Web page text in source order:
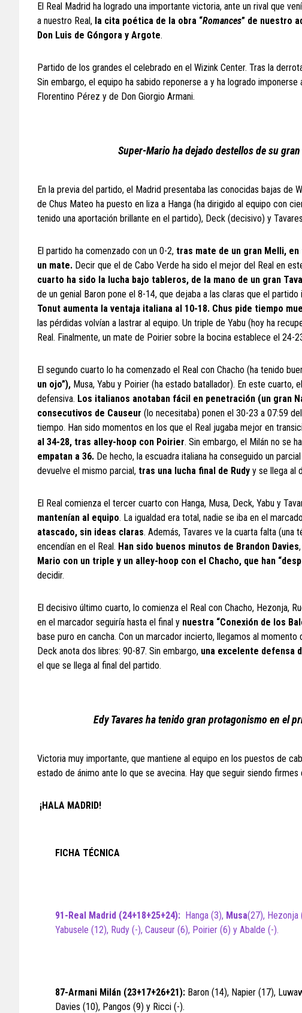
El Real Madrid ha logrado una importante victoria, ante un rival que
a nuestro Real, la cita poética de la obra “Romances” de nuestro
Don Luis de Góngora y Argote.
Partido de los grandes el celebrado en el Wizink Center. Tras la
Sin embargo, el equipo ha sabido reponerse a y ha logrado
Florentino Pérez y de Don Giorgio Armani.
Super-Mario ha dejado destellos de su
En la previa del partido, el Madrid presentaba las conocidas bajas de
de Chus Mateo ha puesto en liza a Hanga (ha dirigido al equipo con
tenido una aportación brillante en el partido), Deck (decisivo) y
El partido ha comenzado con un 0-2, tras mate de un gran Melli,
un mate. Decir que el de Cabo Verde ha sido el mejor del Real en
cuarto ha sido la lucha bajo tableros, de la mano de un gran
de un genial Baron pone el 8-14, que dejaba a las claras que el partido
Tonut aumenta la ventaja italiana al 10-18. Chus pide tiempo
las pérdidas volvían a lastrar al equipo. Un triple de Yabu (hoy ha
Real. Finalmente, un mate de Poirier sobre la bocina establece el 24-
El segundo cuarto lo ha comenzado el Real con Chacho (ha tenido
un ojo”), Musa, Yabu y Poirier (ha estado batallador). En este
defensiva. Los italianos anotaban fácil en penetración (un gran
consecutivos de Causeur (lo necesitaba) ponen el 30-23 a 07:59
tiempo. Han sido momentos en los que el Real jugaba mejor en
al 34-28, tras alley-hoop con Poirier. Sin embargo, el Milán no se
empatan a 36. De hecho, la escuadra italiana ha conseguido un
devuelve el mismo parcial, tras una lucha final de Rudy y se llega al
El Real comienza el tercer cuarto con Hanga, Musa, Deck, Yabu y
mantenían al equipo. La igualdad era total, nadie se iba en el
atascado, sin ideas claras. Además, Tavares ve la cuarta falta
encendían en el Real. Han sido buenos minutos de Brandon Davies
Mario con un triple y un alley-hoop con el Chacho, que han
decidir.
El decisivo último cuarto, lo comienza el Real con Chacho, Hezonja,
en el marcador seguiría hasta el final y nuestra “Conexión de los
base puro en cancha. Con un marcador incierto, llegamos al
Deck anota dos libres: 90-87. Sin embargo, una excelente defensa
el que se llega al final del partido.
Edy Tavares ha tenido gran protagonismo en el
Victoria muy importante, que mantiene al equipo en los puestos de
estado de ánimo ante lo que se avecina. Hay que seguir siendo
¡HALA MADRID!
FICHA TÉCNICA
91-Real Madrid (24+18+25+24): Hanga (3), Musa(27), Hezonja
Yabusele (12), Rudy (-), Causeur (6), Poirier (6) y Abalde (-).
87-Armani Milán (23+17+26+21): Baron (14), Napier (17),
Davies (10), Pangos (9) y Ricci (-).